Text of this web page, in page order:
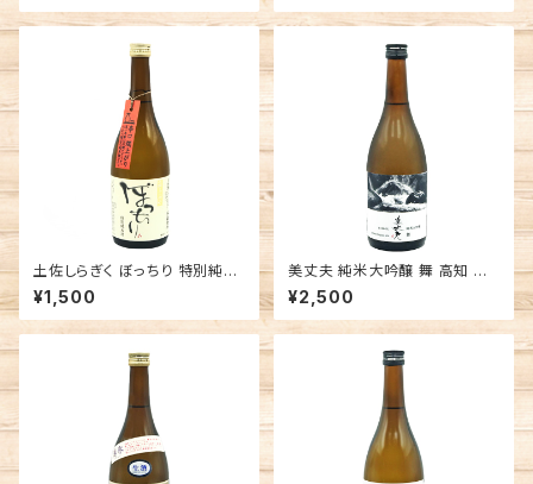
土佐しらぎく ぼっちり 特別純米
高知 仙頭酒造場 日本酒 辛口
¥1,500
美丈夫 純米大吟醸 舞 高知 濱
川商店 日本酒
¥2,500